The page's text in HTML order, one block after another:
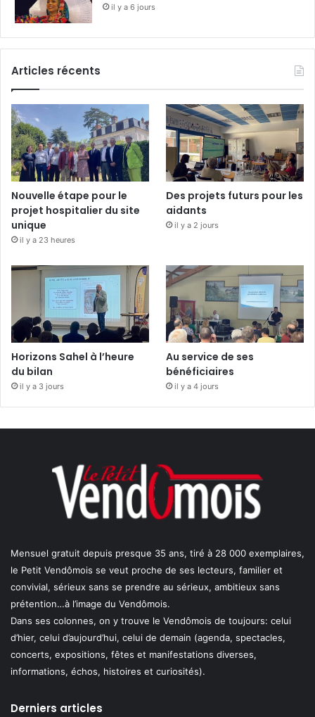
il y a 6 jours
Articles récents
Nouvelle étape pour le
projet hospitalier du site
unique
il y a 23 heures
Des projets futurs pour les
aidants
il y a 2 jours
Horizons Sahel à l’heure
du bilan
il y a 3 jours
Au service de ses
bénéficiaires
il y a 4 jours
Mensuel gratuit depuis presque 35 ans, tiré à 28 000 exemplaires,
le Petit Vendômois se veut proche de ses lecteurs, familier et
convivial, sérieux sans se prendre au sérieux, ambitieux sans
prétention…à l’image du Vendômois.
Dans ses colonnes, on y trouve le Vendômois de toujours: celui
d’hier, celui d’aujourd’hui, celui de demain (agenda, spectacles,
concerts, expositions, fêtes et manifestations diverses,
informations, échos, histoires et curiosités).
Derniers articles